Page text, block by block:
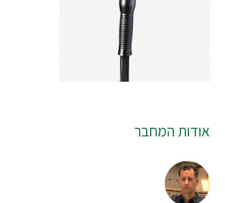
אודות המחבר